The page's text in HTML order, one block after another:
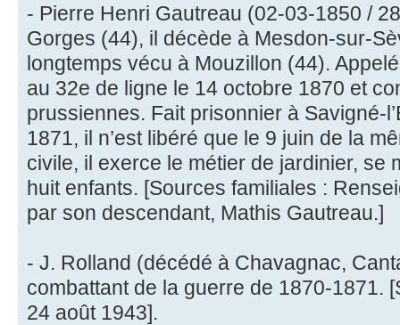
- Pierre Henri Gautreau (02-03-1850 /
Gorges (44), il décède à Mesdon-sur-
longtemps vécu à Mouzillon (44).
au 32e de ligne le 14 octobre 1870 et
prussiennes. Fait prisonnier à Savigné-
1871, il n’est libéré que le 9 juin de la
civile, il exerce le métier de jardinier, se
huit enfants. [Sources familiales :
par son descendant, Mathis Gautreau.]
- J. Rolland (décédé à Chavagnac,
combattant de la guerre de 1870-1871.
24 août 1943].